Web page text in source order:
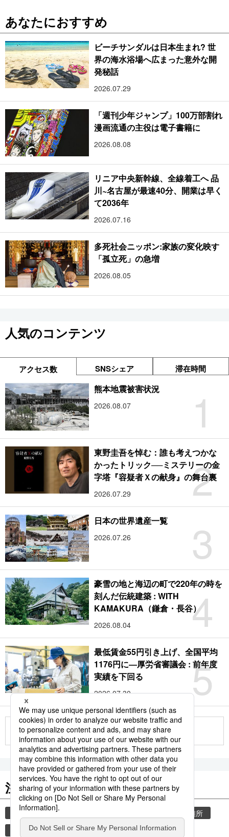
あなたにおすすめ
ビーチサンダルは日本生まれ? 世
界の海水浴場へ広まった意外な開
発秘話
2026.07.29
「週刊少年ジャンプ」100万部割れ
漫画流通の主役は電子書籍に
2026.08.08
リニア中央新幹線、全線着工へ 品
川~名古屋が最速40分、開業は早く
て2036年
2026.07.16
多死社会ニッポン:家族の変化映す
「孤立死」の急増
2026.08.05
人気のコンテンツ
アクセス数 SNSシェア 滞在時間
1
熊本地震被害状況
2026.08.07
2
東野圭吾を悼む：誰も考えつかな
かったトリック──ミステリーの金
字塔『容疑者Ｘの献身』の舞台裏
2026.07.29
3
日本の世界遺産一覧
2026.07.26
4
豪雪の地と海辺の町で220年の時を
刻んだ伝統建築 : WITH
KAMAKURA（鎌倉・長谷）
2026.08.04
5
最低賃金55円引き上げ、全国平均
1176円に―厚労省審議会 : 前年度
実績を下回る
2026.07.30
もっと見る
注目のキーワード
共同通信ニュース
避難所
自然災害
観光 気象庁 旅